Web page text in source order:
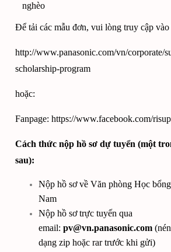
nghèo
Để tải các mẫu đơn, vui lòng truy cập vào
http://www.panasonic.com/vn/corporate/
scholarship-program
hoặc:
Fanpage: https://www.facebook.com/
Cách thức nộp hồ sơ dự tuyển (một
sau):
Nộp hồ sơ về Văn phòng Học
Nam
Nộp hồ sơ trực tuyến qua
email: pv@vn.panasonic.com
dạng zip hoặc rar trước khi gửi)